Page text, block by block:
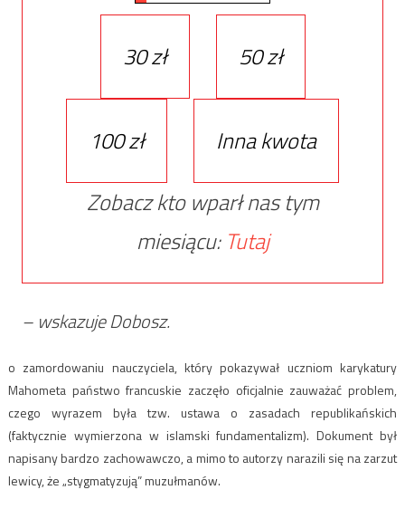
30 zł 50 zł
100 zł
Inna kwota
Zobacz kto wparł nas tym
miesiącu: Tutaj
– wskazuje Dobosz.
o zamordowaniu nauczyciela, który pokazywał uczniom karykatury
Mahometa państwo francuskie zaczęło oficjalnie zauważać problem,
czego wyrazem była tzw. ustawa o zasadach republikańskich
(faktycznie wymierzona w islamski fundamentalizm). Dokument był
napisany bardzo zachowawczo, a mimo to autorzy narazili się na zarzut
lewicy, że „stygmatyzują” muzułmanów.